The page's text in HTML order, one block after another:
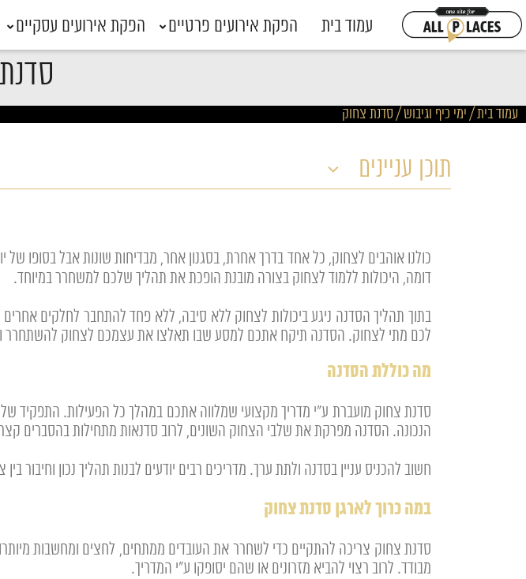
עמוד בית הפקת אירועים פרטיים הפקת אירועים עסקיים
עמוד בית/ימי כיף וגיבוש/סדנת צחוק
תוכן עניינים
כולנו אוהבים לצחוק, כל אחד בדרך אחרת, בסגנון אחר, מבדיחות שונות אבל בסופו
דומה, היכולות ללמוד לצחוק בצורה מובנת הופכת את תהליך שלכם למשחרר במיוחד.
בתוך תהליך הסדנה ניגע ביכולות לצחוק ללא סיבה, ללא פחד להתחבר לחלקים
לכם מתי לצחוק. הסדנה תיקח אתכם למסע שבו תאלצו את עצמכם לצחוק להשתחרר
מה כוללת הסדנה
סדנת צחוק מועברת ע"י מדריך מקצועי שמלווה אתכם במהלך כל הפעילות. התפקיד
הנכונה. הסדנה מפרקת את שלבי הצחוק השונים, לרוב סדנאות מתחילות בהסברים
חשוב להכניס עניין בסדנה ולתת ערך. מדריכים רבים יודעים לבנות תהליך נכון
במה כרוך לארגן סדנת צחוק
סדנת צחוק צריכה להתקיים כדי לשחרר את העובדים ממתחים, לחצים ומחשבות
מבודד. לרוב רצוי להביא מזרונים או שהם יסופקו ע"י המדריך.